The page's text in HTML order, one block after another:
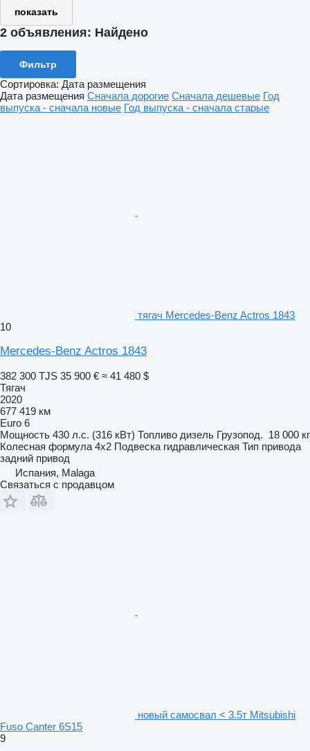
показать
2 объявления: Найдено
Фильтр
Сортировка: Дата размещения
Дата размещения Сначала дорогие Сначала дешевые Год
выпуска - сначала новые Год выпуска - сначала старые
тягач Mercedes-Benz Actros 1843
10
Mercedes-Benz Actros 1843
382 300 TJS 35 900 € ≈ 41 480 $
Тягач
2020
677 419 км
Euro 6
Мощность 430 л.с. (316 кВт) Топливо дизель Грузопод. 18 000 кг
Колесная формула 4x2 Подвеска гидравлическая Тип привода
задний привод
Испания, Malaga
Связаться с продавцом
новый самосвал < 3.5т Mitsubishi
Fuso Canter 6S15
9